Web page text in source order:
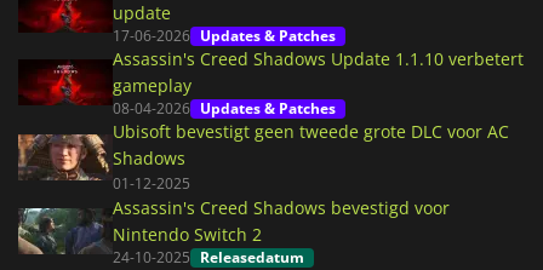
update
17-06-2026 Updates & Patches
Assassin's Creed Shadows Update 1.1.10 verbetert
gameplay
08-04-2026 Updates & Patches
Ubisoft bevestigt geen tweede grote DLC voor AC
Shadows
01-12-2025
Assassin's Creed Shadows bevestigd voor
Nintendo Switch 2
24-10-2025 Releasedatum